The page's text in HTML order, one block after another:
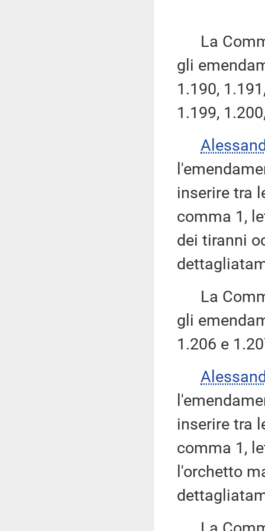
La
gli
1.190,
1.199,
inserire tra
comma 1,
dei tiranni
La
gli
1.206 e
inserire tra
comma 1,
l'orchetto